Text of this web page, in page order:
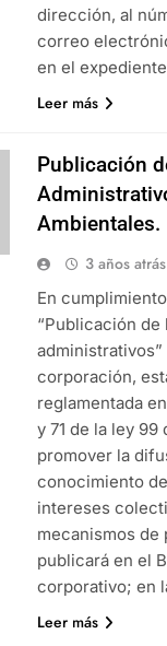
dirección, al
correo
en el
Leer más
Publicación
Ambientales.
3 años atrás
En
“Publicación de
corporación,
reglamentada
y 71 de la ley 99
promover la
conocimiento
intereses
mecanismos de
publicará en el
corporativo; en
Leer más